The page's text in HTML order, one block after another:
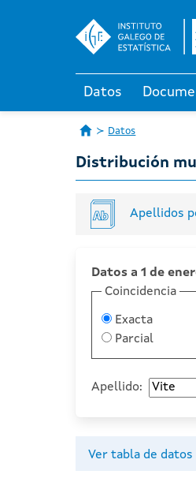
Datos
Datos
Distribución
Apellidos
Datos a 1 de
Coincidencia
Exacta
Parcial
Apellido:
Ver tabla de datos